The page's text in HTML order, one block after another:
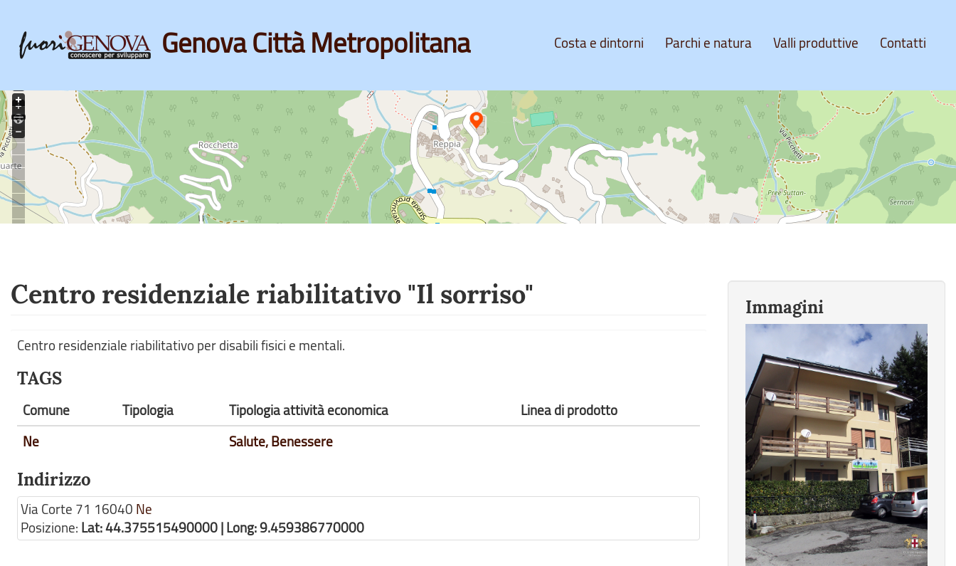
Skip
main
content
Genova Città Metropolitana Costa e dintorni Parchi e natura Valli produttive Contatti
Centro residenziale riabilitativo "Il sorriso"
Centro residenziale riabilitativo per disabili fisici e mentali.
TAGS
Comune Tipologia Tipologia attività economica
Linea di prodotto
Ne
Salute, Benessere
Indirizzo
Via Corte 71 16040 Ne
Posizione: Lat: 44.375515490000 | Long: 9.459386770000
Immagini